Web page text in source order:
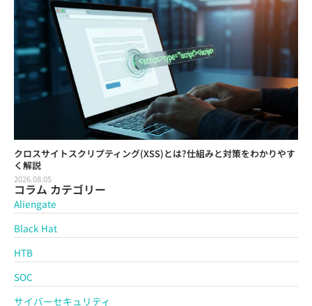
クロスサイトスクリプティング(XSS)とは?仕組みと対策をわかりやす
く解説
2026.08.05
コラム カテゴリー
Aliengate
Black Hat
HTB
SOC
サイバーセキュリティ